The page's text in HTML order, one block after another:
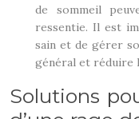
de sommeil
ressentie. Il est
sain et de gérer
général et réduire
Solutions